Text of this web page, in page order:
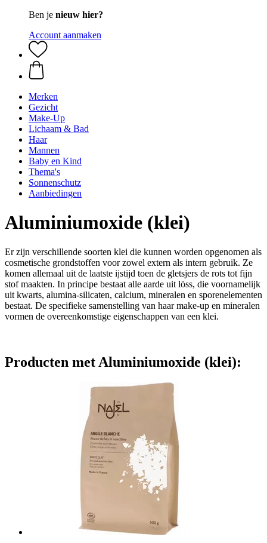
Ben je nieuw hier?
Account aanmaken
Merken
Gezicht
Make-Up
Lichaam & Bad
Haar
Mannen
Baby en Kind
Thema's
Sonnenschutz
Aanbiedingen
Aluminiumoxide (klei)
Er zijn verschillende soorten klei die kunnen worden opgenomen als
cosmetische grondstoffen voor zowel extern als intern gebruik. Ze
komen allemaal uit de laatste ijstijd toen de gletsjers de rots tot fijn
stof maakten. In principe bestaat alle aarde uit löss, die voornamelijk
uit kwarts, alumina-silicaten, calcium, mineralen en sporenelementen
bestaat. De specifieke samenstelling van haar make-up en mineralen
vormen de overeenkomstige eigenschappen van een klei.
Producten met Aluminiumoxide (klei):